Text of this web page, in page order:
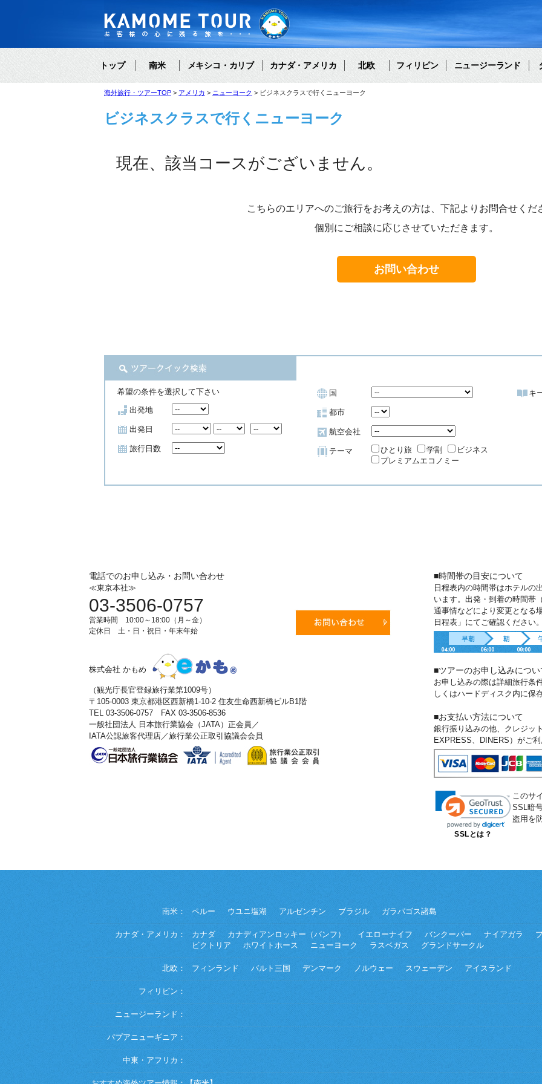
トップ 南米 メキシコ・カリブ カナダ・アメリカ 北欧 フィリピン ニュージーランド
海外旅行・ツアーTOP アメリカ ニューヨーク ビジネスクラスで行くニューヨーク
ビジネスクラスで行くニューヨーク
現在、該当コースがございません。
こちらのエリアへのご旅行をお考えの方は、下記よりお問合せくだ
個別にご相談に応じさせていただきます。
お問い合わせ
希望の条件を選択して下さい
出発地
出発日
旅行日数
国
都市
航空会社
テーマ ひとり旅 学割
ビジネス
プレミアムエコノミー
キ
電話でのお申し込み・お問い合わせ
≪東京本社≫
03-3506-0757
営業時間 10:00～18:00（月～金）
定休日 土・日・祝日・年末年始
株式会社 かもめ
（観光庁長官登録旅行業第1009号）
〒105-0003 東京都港区西新橋1-10-2 住友生命西新橋ビルB1階
TEL 03-3506-0757 FAX 03-3506-8536
一般社団法人 日本旅行業協会（JATA）正会員／
IATA公認旅客代理店／旅行業公正取引協議会会員
■時間帯の目安について
日程表内の時間帯はホテルの
います。出発・到着の時間帯
通事情などにより変更となる
日程表」にてご確認ください
■ツアーのお申し込みについ
お申し込みの際は詳細旅行条
しくはハードディスク内に保
■お支払い方法について
銀行振り込みの他、クレジッ
EXPRESS、DINERS）がご
SSLとは？
このサ
SSL暗
盗用を
南米： ペルー ウユニ塩湖 アルゼンチン ブラジル ガラパゴス諸島
カナダ・アメリカ： カナダ カナディアンロッキー（バンフ） イエローナイフ バンクーバー ナイアガラ
ビクトリア
ホワイトホース ニューヨーク ラスベガス グランドサークル
北欧： フィンランド バルト三国 デンマーク ノルウェー スウェーデン アイスランド
フィリピン：
ニュージーランド：
パプアニューギニア：
中東・アフリカ：